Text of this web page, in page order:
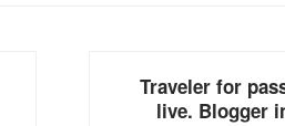
Traveler for
live. Blogger